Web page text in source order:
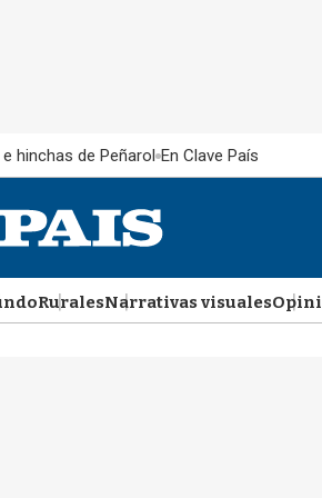
hinchas de Peñarol En Clave País
RuralesNarrativas visuales